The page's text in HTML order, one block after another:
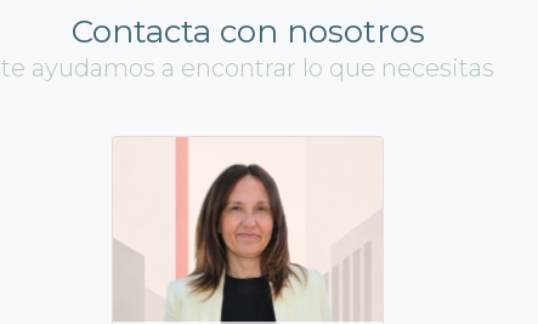
Contacta con nosotros
te ayudamos a encontrar lo que necesitas